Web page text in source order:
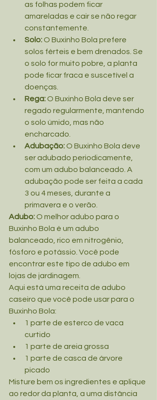
as folhas podem ficar
amareladas e cair se não regar
constantemente.
Solo: O Buxinho Bola prefere
solos férteis e bem drenados. Se
o solo for muito pobre, a planta
pode ficar fraca e suscetível a
doenças.
Rega: O Buxinho Bola deve ser
regado regularmente, mantendo
o solo úmido, mas não
encharcado.
Adubação: O Buxinho Bola deve
ser adubado periodicamente,
com um adubo balanceado. A
adubação pode ser feita a cada
3 ou 4 meses, durante a
primavera e o verão.
Adubo: O melhor adubo para o
Buxinho Bola é um adubo
balanceado, rico em nitrogênio,
fósforo e potássio. Você pode
encontrar este tipo de adubo em
lojas de jardinagem.
Aqui está uma receita de adubo
caseiro que você pode usar para o
Buxinho Bola:
1 parte de esterco de vaca
curtido
1 parte de areia grossa
1 parte de casca de árvore
picado
Misture bem os ingredientes e aplique
ao redor da planta, a uma distância